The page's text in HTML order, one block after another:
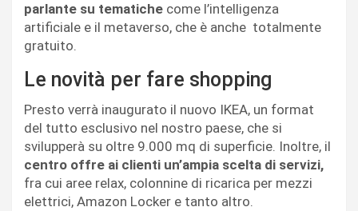
parlante su tematiche come l’intelligenza
artificiale e il metaverso, che è anche totalmente
gratuito.
Le novità per fare shopping
Presto verrà inaugurato il nuovo IKEA, un format
del tutto esclusivo nel nostro paese, che si
svilupperà su oltre 9.000 mq di superficie. Inoltre, il
centro offre ai clienti un’ampia scelta di servizi,
fra cui aree relax, colonnine di ricarica per mezzi
elettrici, Amazon Locker e tanto altro.